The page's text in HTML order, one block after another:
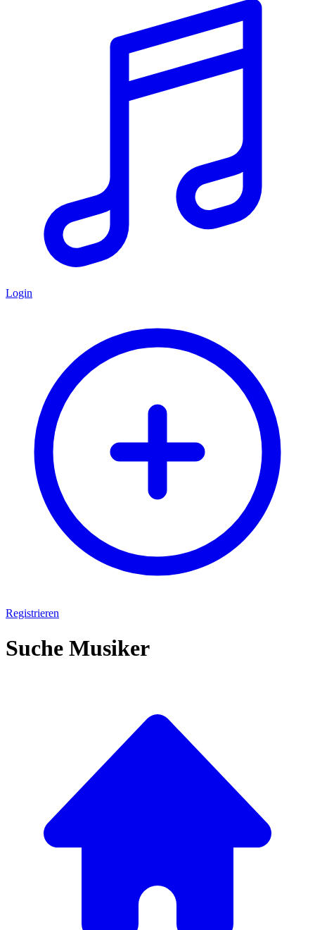
Login
Registrieren
Suche Musiker